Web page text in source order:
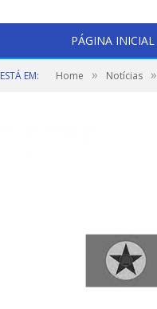
PÁGINA INICIAL
EM: Home » Notícias »